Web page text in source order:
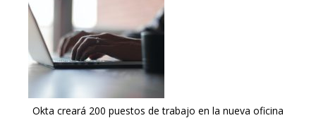
Okta creará 200 puestos de trabajo en la nueva oficina